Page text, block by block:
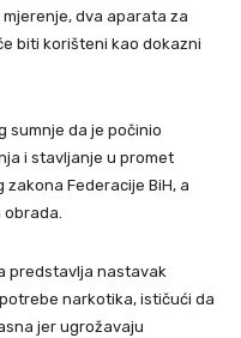
dva aparata za
biti korišteni kao dokazni
sumnje da je počinio
i stavljanje u promet
Federacije BiH, a
obrada.
predstavlja nastavak
narkotika, ističući da
jer ugrožavaju